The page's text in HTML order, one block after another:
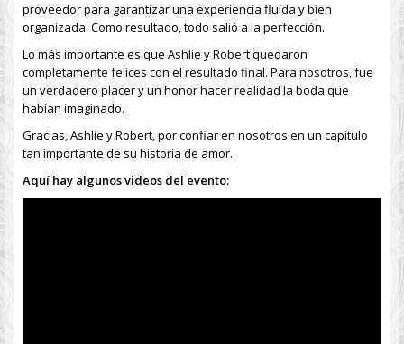
proveedor para garantizar una experiencia fluida y bien
organizada. Como resultado, todo salió a la perfección.
Lo más importante es que Ashlie y Robert quedaron
completamente felices con el resultado final. Para nosotros, fue
un verdadero placer y un honor hacer realidad la boda que
habían imaginado.
Gracias, Ashlie y Robert, por confiar en nosotros en un capítulo
tan importante de su historia de amor.
Aquí hay algunos videos del evento: